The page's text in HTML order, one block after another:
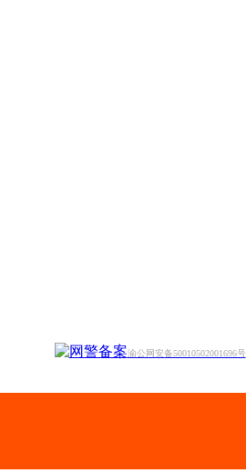
渝公网安备50010502001696号